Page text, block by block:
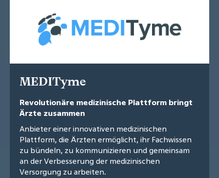
MEDITyme
Revolutionäre medizinische Plattform bringt
Ärzte zusammen
Anbieter einer innovativen medizinischen
Plattform, die Ärzten ermöglicht, ihr Fachwissen
zu bündeln, zu kommunizieren und gemeinsam
an der Verbesserung der medizinischen
Versorgung zu arbeiten.